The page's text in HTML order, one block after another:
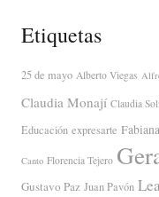
Etiquetas
25 de mayo Alberto Viegas
Claudia Monají Claudia
Educación expresarte
Canto Florencia Tejero
Gustavo Paz Juan Pavón